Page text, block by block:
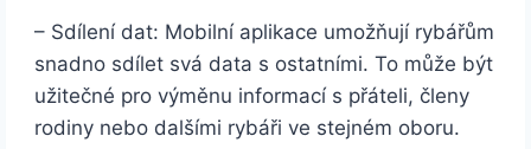
– Sdílení dat: Mobilní aplikace umožňují rybářům
snadno sdílet svá data s ostatními. To může být
užitečné pro výměnu informací s přáteli, členy
rodiny nebo dalšími rybáři ve stejném oboru.